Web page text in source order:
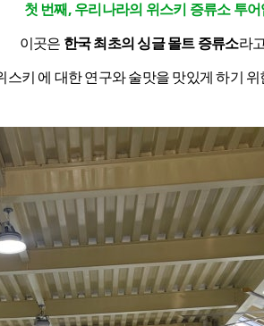
첫 번째, 우리나라의 위스키 증류소 투
이곳은 한국 최초의 싱글 몰트 증류소라
키 에 대한 연구와 술맛을 맛있게 하기